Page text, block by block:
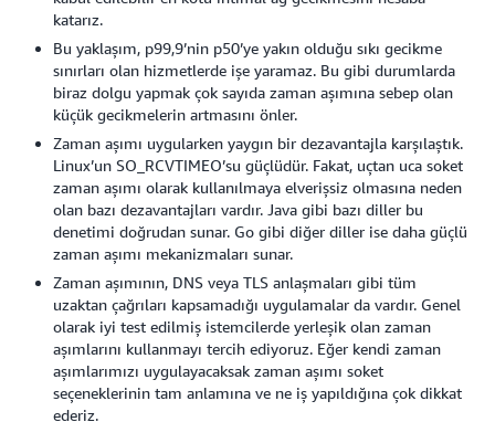
katarız.
Bu yaklaşım, p99,9’nin p50’ye yakın olduğu sıkı gecikme
sınırları olan hizmetlerde işe yaramaz. Bu gibi durumlarda
biraz dolgu yapmak çok sayıda zaman aşımına sebep olan
küçük gecikmelerin artmasını önler.
Zaman aşımı uygularken yaygın bir dezavantajla karşılaştık.
Linux’un SO_RCVTIMEO’su güçlüdür. Fakat, uçtan uca soket
zaman aşımı olarak kullanılmaya elverişsiz olmasına neden
olan bazı dezavantajları vardır. Java gibi bazı diller bu
denetimi doğrudan sunar. Go gibi diğer diller ise daha güçlü
zaman aşımı mekanizmaları sunar.
Zaman aşımının, DNS veya TLS anlaşmaları gibi tüm
uzaktan çağrıları kapsamadığı uygulamalar da vardır. Genel
olarak iyi test edilmiş istemcilerde yerleşik olan zaman
aşımlarını kullanmayı tercih ediyoruz. Eğer kendi zaman
aşımlarımızı uygulayacaksak zaman aşımı soket
seçeneklerinin tam anlamına ve ne iş yapıldığına çok dikkat
ederiz.